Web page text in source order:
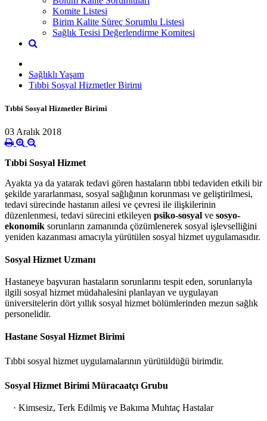
Komite Listesi
Birim Kalite Süreç Sorumlu Listesi
Sağlık Tesisi Değerlendirme Komitesi
Sağlıklı Yaşam
Tıbbi Sosyal Hizmetler Birimi
Tıbbi Sosyal Hizmetler Birimi
03 Aralık 2018
Tıbbi Sosyal Hizmet
Ayakta ya da yatarak tedavi gören hastaların tıbbi tedaviden etkili bir
şekilde yararlanması, sosyal sağlığının korunması ve geliştirilmesi,
tedavi sürecinde hastanın ailesi ve çevresi ile ilişkilerinin
düzenlenmesi, tedavi sürecini etkileyen psiko-sosyal ve sosyo-
ekonomik sorunların zamanında çözümlenerek sosyal işlevselliğini
yeniden kazanması amacıyla yürütülen sosyal hizmet uygulamasıdır.
Sosyal Hizmet Uzmanı
Hastaneye başvuran hastaların sorunlarını tespit eden, sorunlarıyla
ilgili sosyal hizmet müdahalesini planlayan ve uygulayan
üniversitelerin dört yıllık sosyal hizmet bölümlerinden mezun sağlık
personelidir.
Hastane Sosyal Hizmet Birimi
Tıbbi sosyal hizmet uygulamalarının yürütüldüğü birimdir.
Sosyal Hizmet Birimi Müracaatçı Grubu
· Kimsesiz, Terk Edilmiş ve Bakıma Muhtaç Hastalar